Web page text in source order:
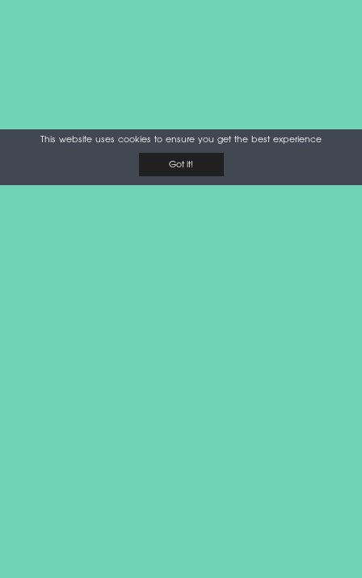
This website uses cookies to ensure you get the best experience
Got it!